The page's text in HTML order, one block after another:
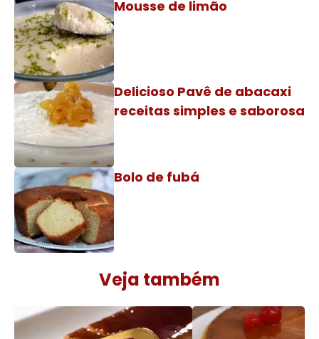
Mousse de limão
Delicioso Pavê de abacaxi
receitas simples e saborosa
Bolo de fubá
Veja também